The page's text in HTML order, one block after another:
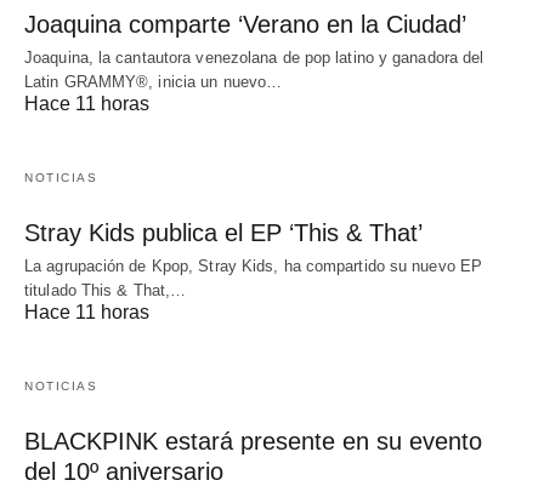
Joaquina comparte ‘Verano en la Ciudad’
Joaquina, la cantautora venezolana de pop latino y ganadora del
Latin GRAMMY®, inicia un nuevo…
Hace 11 horas
NOTICIAS
Stray Kids publica el EP ‘This & That’
La agrupación de Kpop, Stray Kids, ha compartido su nuevo EP
titulado This & That,…
Hace 11 horas
NOTICIAS
BLACKPINK estará presente en su evento
del 10º aniversario